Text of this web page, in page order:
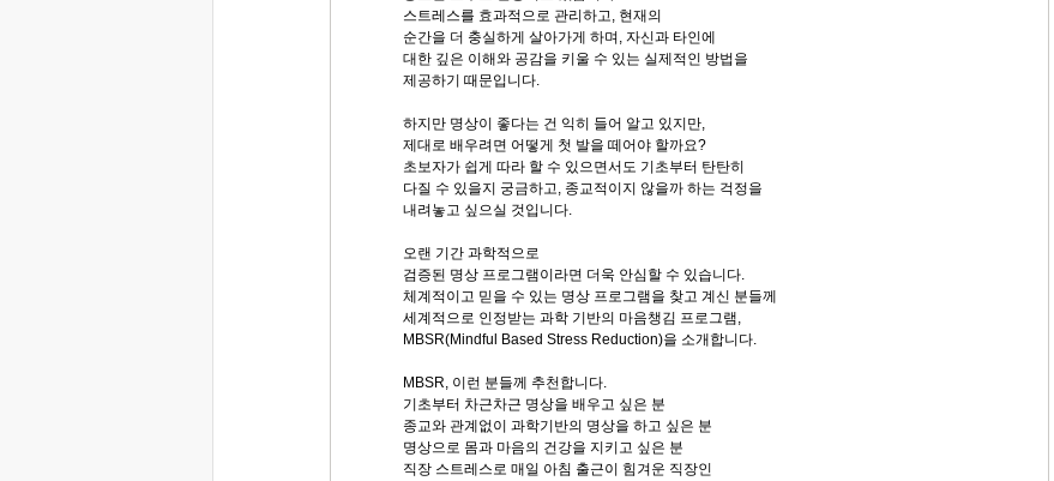
스트레스를 효과적으로 관리하고, 현재의
순간을 더 충실하게 살아가게 하며, 자신과 타인에
대한 깊은 이해와 공감을 키울 수 있는 실제적인 방법을
제공하기 때문입니다.
하지만 명상이 좋다는 건 익히 들어 알고 있지만,
제대로 배우려면 어떻게 첫 발을 떼어야 할까요?
초보자가 쉽게 따라 할 수 있으면서도 기초부터 탄탄히
다질 수 있을지 궁금하고, 종교적이지 않을까 하는 걱정을
내려놓고 싶으실 것입니다.
오랜 기간 과학적으로
검증된 명상 프로그램이라면 더욱 안심할 수 있습니다.
체계적이고 믿을 수 있는 명상 프로그램을 찾고 계신 분들께
세계적으로 인정받는 과학 기반의 마음챙김 프로그램,
MBSR(Mindful Based Stress Reduction)을 소개합니다.
MBSR, 이런 분들께 추천합니다.
기초부터 차근차근 명상을 배우고 싶은 분
종교와 관계없이 과학기반의 명상을 하고 싶은 분
명상으로 몸과 마음의 건강을 지키고 싶은 분
직장 스트레스로 매일 아침 출근이 힘겨운 직장인